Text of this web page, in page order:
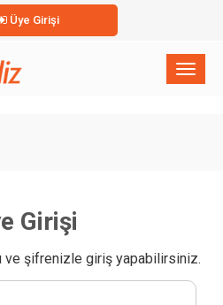
Üye Girişi
×
Girişi
ve şifrenizle giriş yapabilirsiniz.